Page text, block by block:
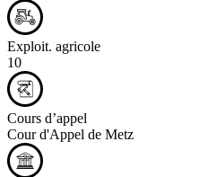
Exploit. agricole
10
Cours d’appel
Cour d'Appel de Metz